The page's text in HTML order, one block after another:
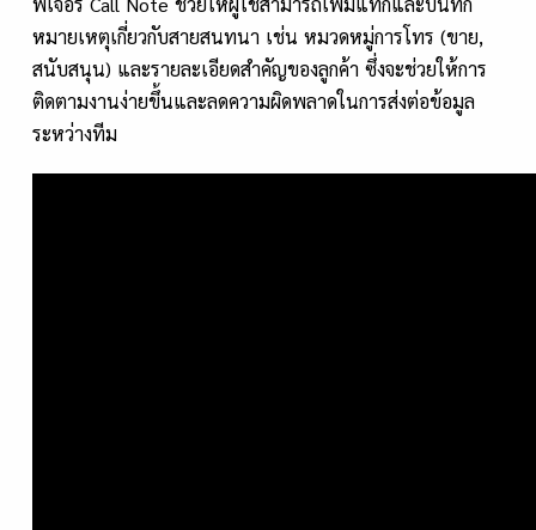
หมายเหตุเกี่ยวกับสายสนทนา เช่น หมวดหมู่การโทร (ขาย,
สนับสนุน) และรายละเอียดสำคัญของลูกค้า ซึ่งจะช่วยให้การ
ติดตามงานง่ายขึ้นและลดความผิดพลาดในการส่งต่อข้อมูล
ระหว่างทีม